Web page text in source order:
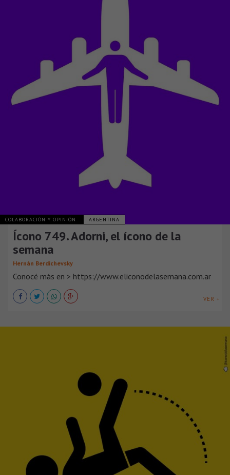
COLABORACIÓN Y OPINIÓN ARGENTINA
Ícono 749. Adorni, el ícono de la
semana
Hernán Berdichevsky
Conocé más en > https://www.eliconodelasemana.com.ar
VER +